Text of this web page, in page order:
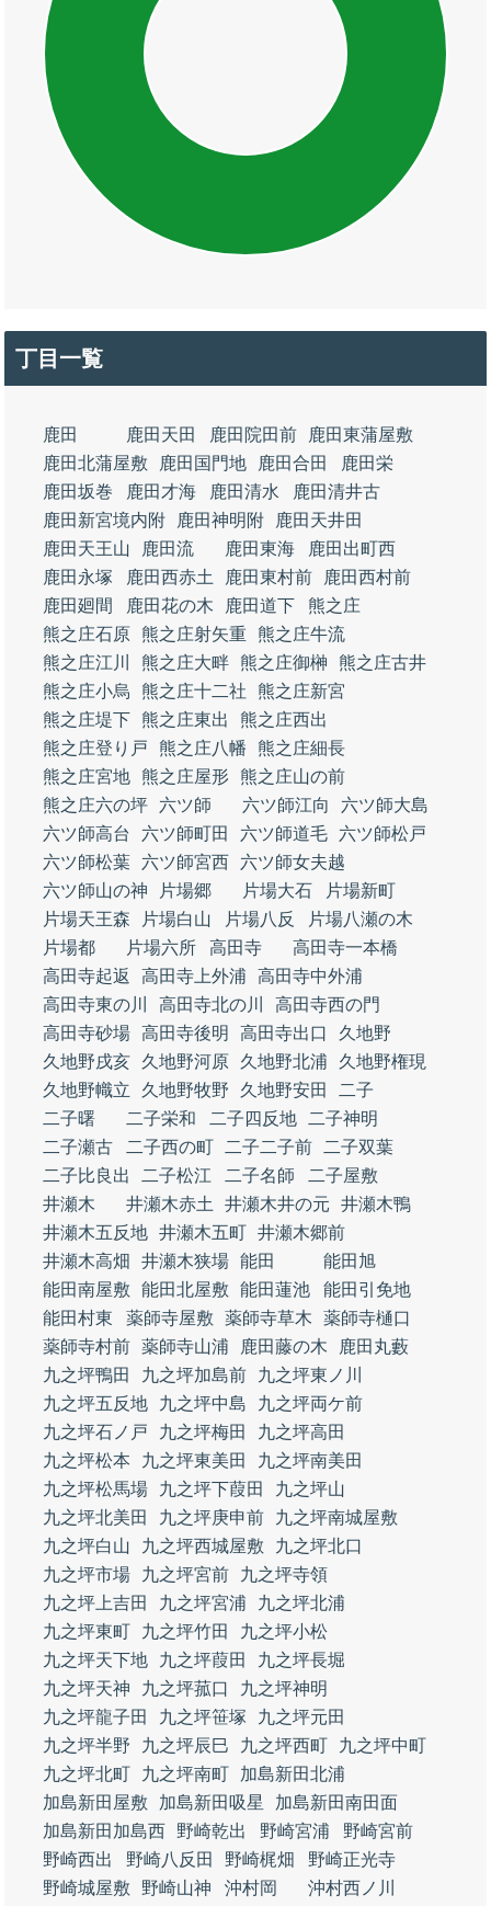
丁目一覧
鹿田 鹿田天田 鹿田院田前
鹿田東蒲屋敷
鹿田北蒲屋敷
鹿田国門地 鹿田合田
鹿田栄
鹿田坂巻
鹿田才海 鹿田清水
鹿田清井古
鹿田新宮境内附
鹿田神明附
鹿田天井田
鹿田天王山
鹿田流 鹿田東海
鹿田出町西
鹿田永塚
鹿田西赤土 鹿田東村前
鹿田西村前
鹿田廻間
鹿田花の木 鹿田道下
熊之庄
熊之庄石原
熊之庄射矢重
熊之庄牛流
熊之庄江川
熊之庄大畔 熊之庄御榊
熊之庄古井
熊之庄小烏
熊之庄十二社
熊之庄新宮
熊之庄堤下
熊之庄東出
熊之庄西出
熊之庄登り戸
熊之庄八幡
熊之庄細長
熊之庄宮地
熊之庄屋形
熊之庄山の前
熊之庄六の坪
六ツ師 六ツ師江向
六ツ師大島
六ツ師高台
六ツ師町田 六ツ師道毛
六ツ師松戸
六ツ師松葉
六ツ師宮西
六ツ師女夫越
六ツ師山の神
片場郷 片場大石
片場新町
片場天王森
片場白山 片場八反
片場八瀬の木
片場都
片場六所 高田寺
高田寺一本橋
高田寺起返
高田寺上外浦
高田寺中外浦
高田寺東の川
高田寺北の川
高田寺西の門
高田寺砂場 高田寺後明 高田寺出口
久地野
久地野戌亥
久地野河原 久地野北浦
久地野権現
久地野幟立
久地野牧野 久地野安田
二子
二子曙
二子栄和 二子四反地
二子神明
二子瀬古
二子西の町 二子二子前
二子双葉
二子比良出
二子松江 二子名師
二子屋敷
井瀬木
井瀬木赤土 井瀬木井の元
井瀬木鴨
井瀬木五反地 井瀬木五町 井瀬木郷前
井瀬木高畑
井瀬木狭場 能田
能田旭
能田南屋敷
能田北屋敷 能田蓮池
能田引免地
能田村東
薬師寺屋敷 薬師寺草木
薬師寺樋口
薬師寺村前 薬師寺山浦 鹿田藤の木
鹿田丸藪
九之坪鴨田
九之坪加島前
九之坪東ノ川
九之坪五反地
九之坪中島
九之坪両ケ前
九之坪石ノ戸
九之坪梅田
九之坪高田
九之坪松本
九之坪東美田
九之坪南美田
九之坪松馬場
九之坪下葭田
九之坪山
九之坪北美田
九之坪庚申前
九之坪南城屋敷
九之坪白山
九之坪西城屋敷
九之坪北口
九之坪市場
九之坪宮前
九之坪寺領
九之坪上吉田
九之坪宮浦
九之坪北浦
九之坪東町
九之坪竹田
九之坪小松
九之坪天下地
九之坪葭田
九之坪長堀
九之坪天神
九之坪菰口
九之坪神明
九之坪龍子田
九之坪笹塚
九之坪元田
九之坪半野
九之坪辰巳 九之坪西町
九之坪中町
九之坪北町
九之坪南町
加島新田北浦
加島新田屋敷
加島新田吸星
加島新田南田面
加島新田加島西
野崎乾出 野崎宮浦
野崎宮前
野崎西出
野崎八反田 野崎梶畑
野崎正光寺
野崎城屋敷
野崎山神 沖村岡
沖村西ノ川